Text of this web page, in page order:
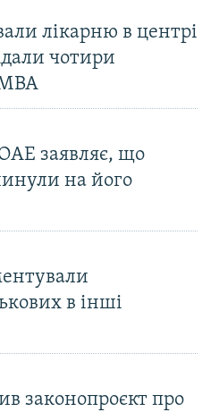
лікарню в центрі
чотири
МВА
заявляє, що
на його
в інші
законопроєкт про